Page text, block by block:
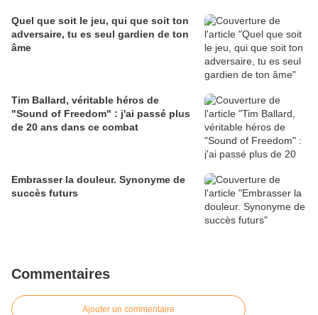
Quel que soit le jeu, qui que soit ton
adversaire, tu es seul gardien de ton
âme
Tim Ballard, véritable héros de
"Sound of Freedom" : j'ai passé plus
de 20 ans dans ce combat
Embrasser la douleur. Synonyme de
succès futurs
Commentaires
Ajouter un commentaire